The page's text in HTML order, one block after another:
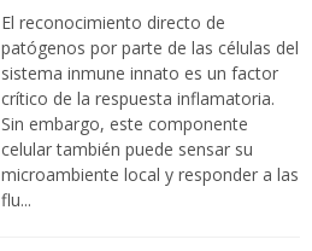
El reconocimiento directo de
patógenos por parte de las células del
sistema inmune innato es un factor
crítico de la respuesta inflamatoria.
Sin embargo, este componente
celular también puede sensar su
microambiente local y responder a las
flu...